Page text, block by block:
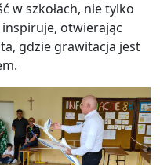
w szkołach, nie tylko
otwierając
gdzie grawitacja jest